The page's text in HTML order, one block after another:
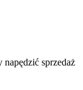
napędzić sprzedaż